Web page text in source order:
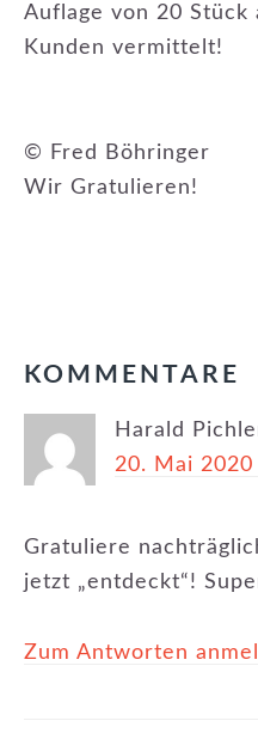
Auflage von 20 Stück
Kunden vermittelt!
© Fred Böhringer
Wir Gratulieren!
INTERAKTIONEN
KOMMENTARE
Harald
20. Mai
Gratuliere
jetzt „entdeckt“!
Zum Antworten